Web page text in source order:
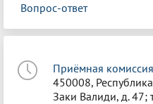
Вопрос-ответ
Приёмная
450008,
Заки Валиди, д. 47;